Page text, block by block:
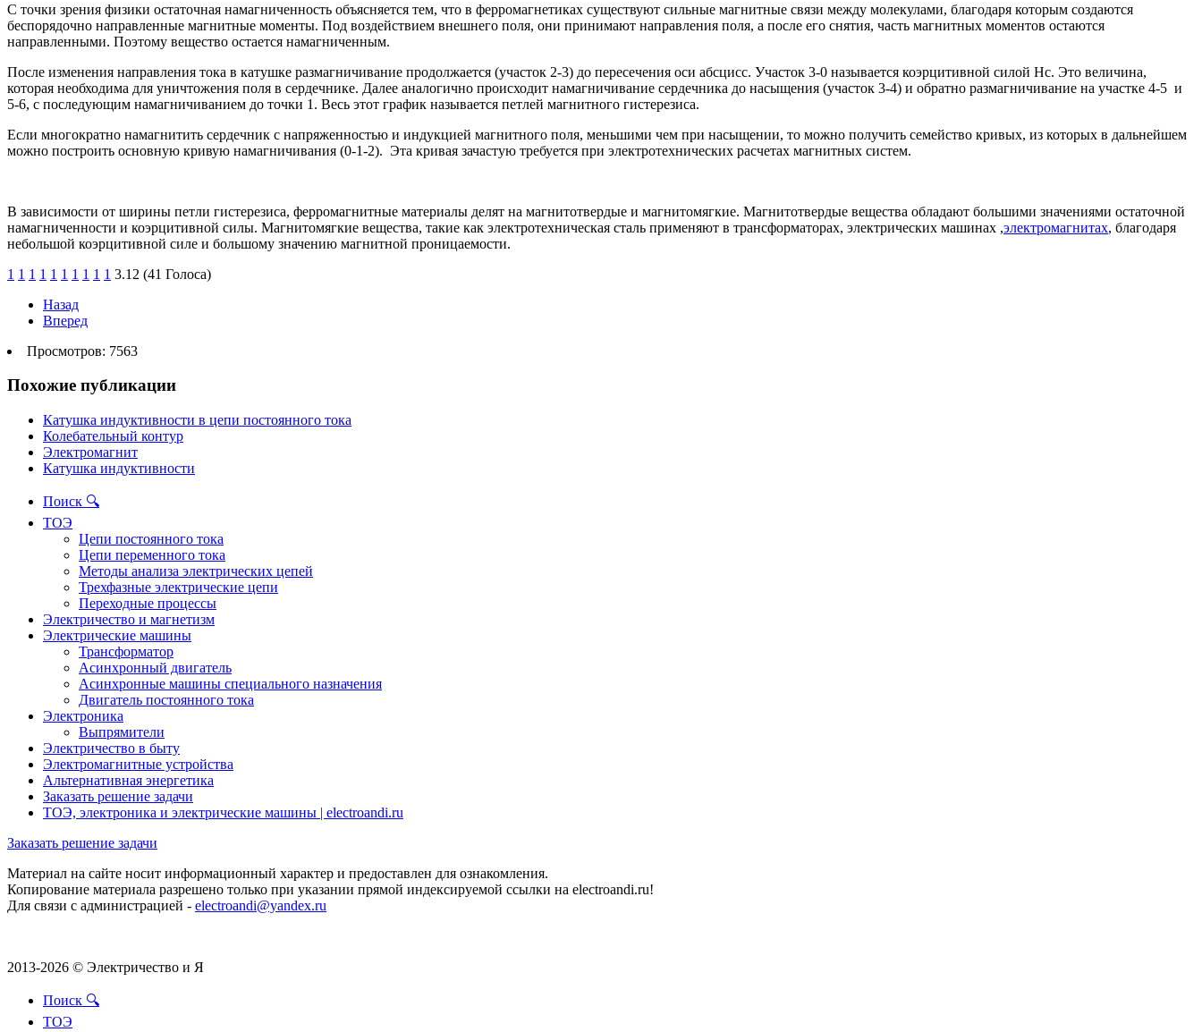
С точки зрения физики остаточная намагниченность объясняется тем, что в ферромагнетиках существуют сильные магнитные связи между молекулами, благодаря которым создаются
беспорядочно направленные магнитные моменты. Под воздействием внешнего поля, они принимают направления поля, а после его снятия, часть магнитных моментов остаются
направленными. Поэтому вещество остается намагниченным.
После изменения направления тока в катушке размагничивание продолжается (участок 2-3) до пересечения оси абсцисс. Участок 3-0 называется коэрцитивной силой Hc. Это величина,
которая необходима для уничтожения поля в сердечнике. Далее аналогично происходит намагничивание сердечника до насыщения (участок 3-4) и обратно размагничивание на участке 4-5 и
5-6, с последующим намагничиванием до точки 1. Весь этот график называется петлей магнитного гистерезиса.
Если многократно намагнитить сердечник с напряженностью и индукцией магнитного поля, меньшими чем при насыщении, то можно получить семейство кривых, из которых в дальнейшем
можно построить основную кривую намагничивания (0-1-2). Эта кривая зачастую требуется при электротехнических расчетах магнитных систем.
В зависимости от ширины петли гистерезиса, ферромагнитные материалы делят на магнитотвердые и магнитомягкие. Магнитотвердые вещества обладают большими значениями остаточной
намагниченности и коэрцитивной силы. Магнитомягкие вещества, такие как электротехническая сталь применяют в трансформаторах, электрических машинах ,электромагнитах, благодаря
небольшой коэрцитивной силе и большому значению магнитной проницаемости.
1 1 1 1 1 1 1 1 1 1 3.12 (41 Голоса)
Назад
Вперед
Просмотров: 7563
Похожие публикации
Катушка индуктивности в цепи постоянного тока
Колебательный контур
Электромагнит
Катушка индуктивности
Поиск 🔍
ТОЭ
Цепи постоянного тока
Цепи переменного тока
Методы анализа электрических цепей
Трехфазные электрические цепи
Переходные процессы
Электричество и магнетизм
Электрические машины
Трансформатор
Асинхронный двигатель
Асинхронные машины специального назначения
Двигатель постоянного тока
Электроника
Выпрямители
Электричество в быту
Электромагнитные устройства
Альтернативная энергетика
Заказать решение задачи
ТОЭ, электроника и электрические машины | electroandi.ru
Заказать решение задачи
Материал на сайте носит информационный характер и предоставлен для ознакомления.
Копирование материала разрешено только при указании прямой индексируемой ссылки на electroandi.ru!
Для связи с администрацией - electroandi@yandex.ru
2013-2026 © Электричество и Я
Поиск 🔍
ТОЭ